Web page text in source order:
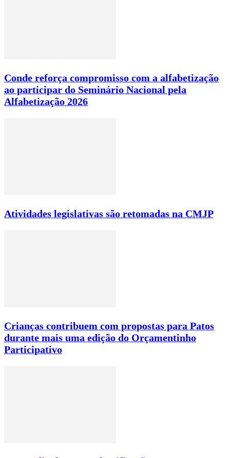
Conde reforça compromisso com a alfabetização
ao participar do Seminário Nacional pela
Alfabetização 2026
Atividades legislativas são retomadas na CMJP
Crianças contribuem com propostas para Patos
durante mais uma edição do Orçamentinho
Participativo